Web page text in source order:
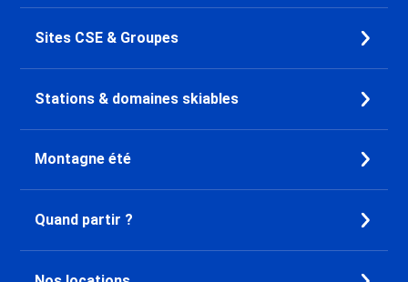
Sites CSE & Groupes
Stations & domaines skiables
Montagne été
Quand partir ?